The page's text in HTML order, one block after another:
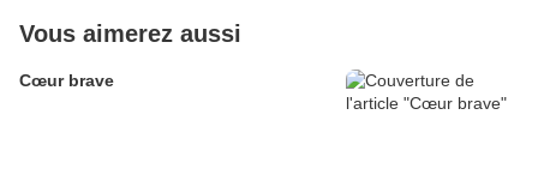
Vous aimerez aussi
Cœur brave